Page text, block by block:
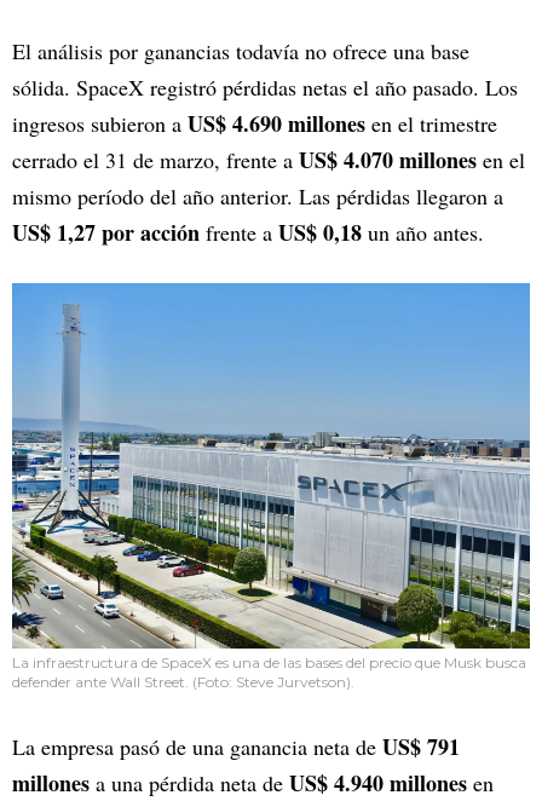
El análisis por ganancias todavía no ofrece una base
sólida. SpaceX registró pérdidas netas el año pasado. Los
ingresos subieron a US$ 4.690 millones en el trimestre
cerrado el 31 de marzo, frente a US$ 4.070 millones en el
mismo período del año anterior. Las pérdidas llegaron a
US$ 1,27 por acción frente a US$ 0,18 un año antes.
La infraestructura de SpaceX es una de las bases del precio que Musk busca
defender ante Wall Street. (Foto: Steve Jurvetson).
La empresa pasó de una ganancia neta de US$ 791
millones a una pérdida neta de US$ 4.940 millones en